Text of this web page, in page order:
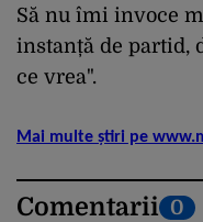
Să nu îmi invoce
instanță de partid,
ce vrea".
Mai multe știri pe
Comentarii 0